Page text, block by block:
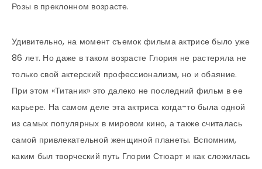
Розы в преклонном возрасте.
Удивительно, на момент съемок фильма актрисе было уже
86 лет. Но даже в таком возрасте Глория не растеряла не
только свой актерский профессионализм, но и обаяние.
При этом «Титаник» это далеко не последний фильм в ее
карьере. На самом деле эта актриса когда-то была одной
из самых популярных в мировом кино, а также считалась
самой привлекательной женщиной планеты. Вспомним,
каким был творческий путь Глории Стюарт и как сложилась